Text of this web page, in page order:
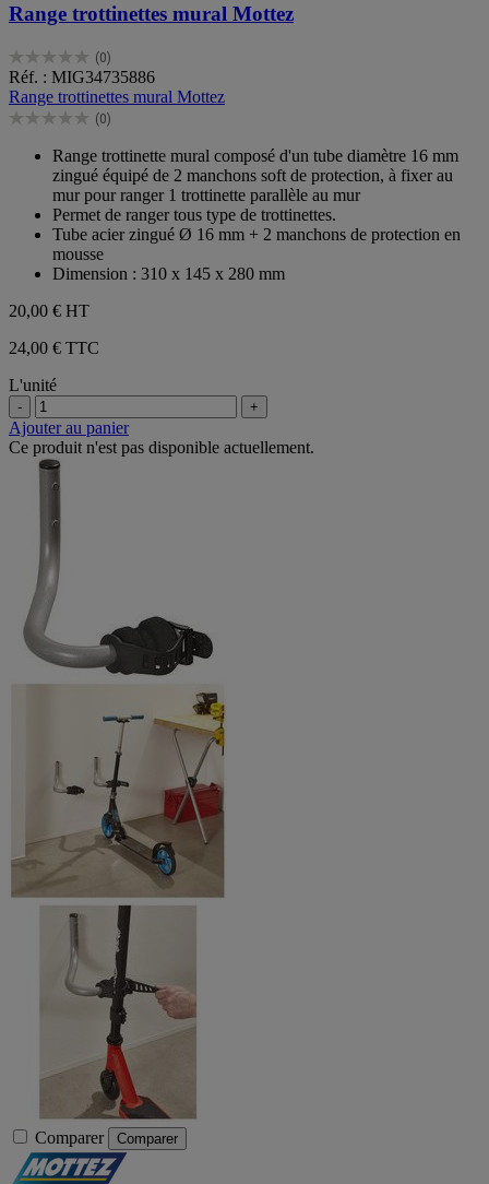
Range trottinettes mural Mottez
(0)
0.0
sur
5
étoiles.
Réf. : MIG34735886
Range trottinettes mural Mottez
(0)
0.0
étoiles.
Range trottinette mural composé d'un tube diamètre 16 mm
zingué équipé de 2 manchons soft de protection, à fixer au
mur pour ranger 1 trottinette parallèle au mur
Permet de ranger tous type de trottinettes.
Tube acier zingué Ø 16 mm + 2 manchons de protection en
mousse
Dimension : 310 x 145 x 280 mm
20,00 € HT
24,00 € TTC
L'unité
- +
Ajouter au panier
Ce produit n'est pas disponible actuellement.
Comparer Comparer